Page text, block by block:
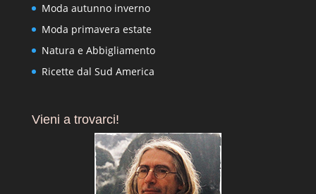
Moda autunno inverno
Moda primavera estate
Natura e Abbigliamento
Ricette dal Sud America
Vieni a trovarci!